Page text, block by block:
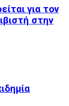
για τον
στην